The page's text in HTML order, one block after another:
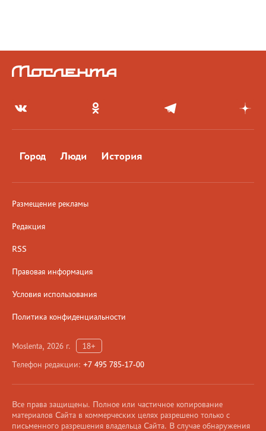
Город Люди История
Размещение рекламы
Редакция
RSS
Правовая информация
Условия использования
Политика конфиденциальности
Moslenta, 2026 г.
18+
Телефон редакции: +7 495 785-17-00
Все права защищены. Полное или частичное копирование
материалов Сайта в коммерческих целях разрешено только с
письменного разрешения владельца Сайта. В случае обнаружения